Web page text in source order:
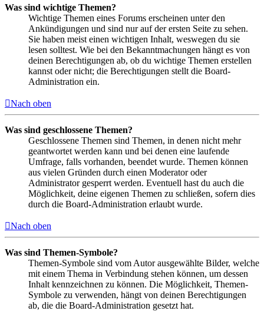
Was sind wichtige Themen?
Wichtige Themen eines Forums erscheinen unter den
Ankündigungen und sind nur auf der ersten Seite zu sehen.
Sie haben meist einen wichtigen Inhalt, weswegen du sie
lesen solltest. Wie bei den Bekanntmachungen hängt es von
deinen Berechtigungen ab, ob du wichtige Themen erstellen
kannst oder nicht; die Berechtigungen stellt die Board-
Administration ein.
Nach oben
Was sind geschlossene Themen?
Geschlossene Themen sind Themen, in denen nicht mehr
geantwortet werden kann und bei denen eine laufende
Umfrage, falls vorhanden, beendet wurde. Themen können
aus vielen Gründen durch einen Moderator oder
Administrator gesperrt werden. Eventuell hast du auch die
Möglichkeit, deine eigenen Themen zu schließen, sofern dies
durch die Board-Administration erlaubt wurde.
Nach oben
Was sind Themen-Symbole?
Themen-Symbole sind vom Autor ausgewählte Bilder, welche
mit einem Thema in Verbindung stehen können, um dessen
Inhalt kennzeichnen zu können. Die Möglichkeit, Themen-
Symbole zu verwenden, hängt von deinen Berechtigungen
ab, die die Board-Administration gesetzt hat.